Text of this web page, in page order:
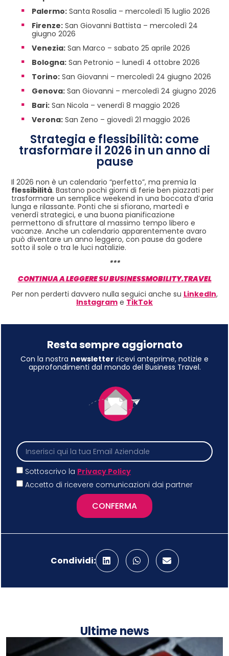
Palermo: Santa Rosalia – mercoledì 15 luglio 2026
Firenze: San Giovanni Battista – mercoledì 24
giugno 2026
Venezia: San Marco – sabato 25 aprile 2026
Bologna: San Petronio – lunedì 4 ottobre 2026
Torino: San Giovanni – mercoledì 24 giugno 2026
Genova: San Giovanni – mercoledì 24 giugno 2026
Bari: San Nicola – venerdì 8 maggio 2026
Verona: San Zeno – giovedì 21 maggio 2026
Strategia e flessibilità: come
trasformare il 2026 in un anno di
pause
Il 2026 non è un calendario “perfetto”, ma premia la
flessibilità. Bastano pochi giorni di ferie ben piazzati per
trasformare un semplice weekend in una boccata d’aria
lunga e rilassante. Ponti che si sfiorano, martedì e
venerdì strategici, e una buona pianificazione
permettono di sfruttare al massimo tempo libero e
vacanze. Anche un calendario apparentemente avaro
può diventare un anno leggero, con pause da godere
sotto il sole o tra le luci natalizie.
***
CONTINUA A LEGGERE SU BUSINESSMOBILITY.TRAVEL
Per non perderti davvero nulla seguici anche su LinkedIn,
Instagram e TikTok
Resta sempre aggiornato
Con la nostra newsletter ricevi anteprime, notizie e
approfondimenti dal mondo del Business Travel.
Sottoscrivo la Privacy Policy
Accetto di ricevere comunicazioni dai partner
CONFERMA
Condividi:
Ultime news